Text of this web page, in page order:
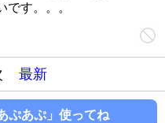
す。。。
最新
ぷあぷ」使ってね